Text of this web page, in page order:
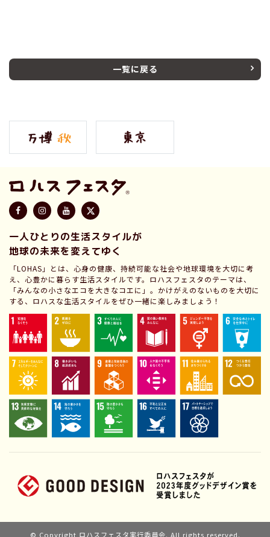
一覧に戻る
一人ひとりの生活スタイルが
地球の未来を変えてゆく
「LOHAS」とは、心身の健康、持続可能な社会や地球環境を大切に考
え、心豊かに暮らす生活スタイルです。ロハスフェスタのテーマは、
「みんなの小さなエコを大きなコエに」。かけがえのないものを大切に
する、ロハスな生活スタイルをぜひ一緒に楽しみましょう！
© Copyright ロハスフェスタ実行委員会. All rights reserved.